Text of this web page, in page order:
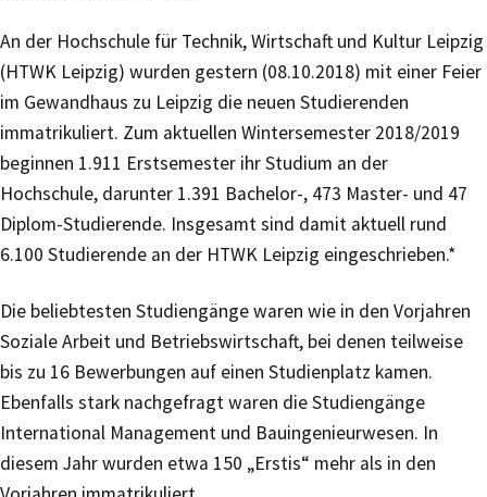
An der Hochschule für Technik, Wirtschaft und Kultur Leipzig
(HTWK Leipzig) wurden gestern (08.10.2018) mit einer Feier
im Gewandhaus zu Leipzig die neuen Studierenden
immatrikuliert. Zum aktuellen Wintersemester 2018/2019
beginnen 1.911 Erstsemester ihr Studium an der
Hochschule, darunter 1.391 Bachelor-, 473 Master- und 47
Diplom-Studierende. Insgesamt sind damit aktuell rund
6.100 Studierende an der HTWK Leipzig eingeschrieben.*
Die beliebtesten Studiengänge waren wie in den Vorjahren
Soziale Arbeit und Betriebswirtschaft, bei denen teilweise
bis zu 16 Bewerbungen auf einen Studienplatz kamen.
Ebenfalls stark nachgefragt waren die Studiengänge
International Management und Bauingenieurwesen. In
diesem Jahr wurden etwa 150 „Erstis“ mehr als in den